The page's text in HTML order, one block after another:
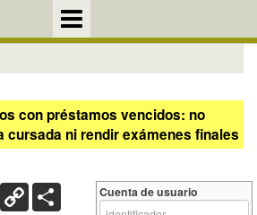
con préstamos vencidos: no
cursada ni rendir exámenes finales
X Copy
Link
Cuenta de usuario